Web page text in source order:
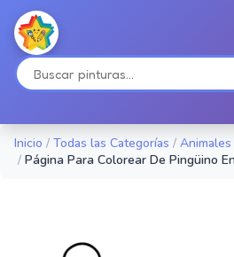
Inicio / Todas las Categorías / Animales
/ Página Para Colorear De Pingüino